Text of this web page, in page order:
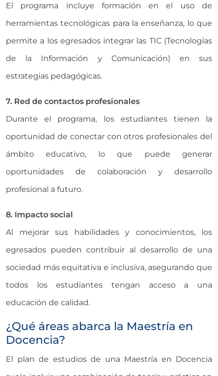
El programa incluye formación en el uso de
herramientas tecnológicas para la enseñanza, lo que
permite a los egresados integrar las TIC (Tecnologías
de la Información y Comunicación) en sus
estrategias pedagógicas.
7. Red de contactos profesionales
Durante el programa, los estudiantes tienen la
oportunidad de conectar con otros profesionales del
ámbito educativo, lo que puede generar
oportunidades de colaboración y desarrollo
profesional a futuro.
8. Impacto social
Al mejorar sus habilidades y conocimientos, los
egresados pueden contribuir al desarrollo de una
sociedad más equitativa e inclusiva, asegurando que
todos los estudiantes tengan acceso a una
educación de calidad.
¿Qué áreas abarca la Maestría en
Docencia?
El plan de estudios de una Maestría en Docencia